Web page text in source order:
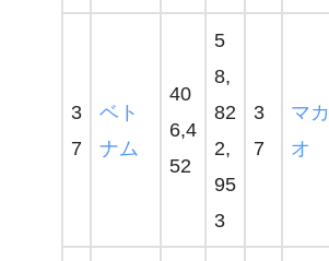
3
7
ベト
ナム
40
6,4
52
5
8,
82
2,
95
3
3
7
マカ
オ